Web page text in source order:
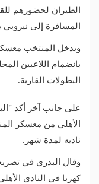
الطيران لحضورهم
المسافرة إلى نيروبي يوم 23 مارس
بانضمام اللاعبين
البطولات القارية.
على جانب آخر أكد
الأهلي من معسكر
ناديه لمدة شهر.
وقال البدري في
كهربا في النادي